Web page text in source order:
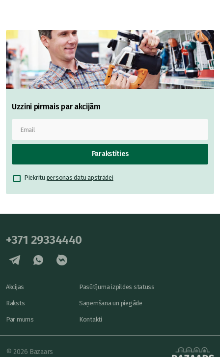
Uzzini pirmais par akcijām
Parakstīties
Piekrītu personas datu apstrādei
+371 29334440
Akcijas
Raksts
Par mums
Pasūtījuma izpildes statuss
Saņemšana un piegāde
Kontakti
© 2026 Bazaars